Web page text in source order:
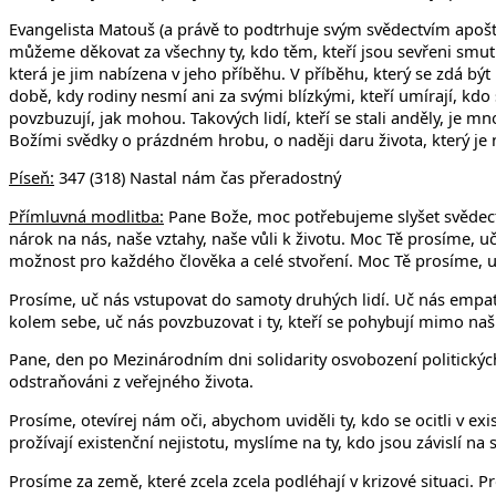
Evangelista Matouš (a právě to podtrhuje svým svědectvím
můžeme děkovat za všechny ty, kdo těm, kteří jsou sevřeni
která je jim nabízena v jeho příběhu. V příběhu, který se zdá
době, kdy rodiny nesmí ani za svými blízkými, kteří umírají,
povzbuzují, jak mohou. Takových lidí, kteří se stali anděly, je
Božími svědky o prázdném hrobu, o naději daru života, který je
Píseň: 347 (318) Nastal nám čas přeradostný
Přímluvná modlitba: Pane Bože, moc potřebujeme slyšet
nárok na nás, naše vztahy, naše vůli k životu. Moc Tě prosíme,
možnost pro každého člověka a celé stvoření. Moc Tě
Prosíme, uč nás vstupovat do samoty druhých lidí. Uč nás
kolem sebe, uč nás povzbuzovat i ty, kteří se pohybují mimo
Pane, den po Mezinárodním dni solidarity osvobození
odstraňováni z veřejného života.
Prosíme, otevírej nám oči, abychom uviděli ty, kdo se ocitli v
prožívají existenční nejistotu, myslíme na ty, kdo jsou závislí na
Prosíme za země, které zcela zcela podléhají v krizové situaci.